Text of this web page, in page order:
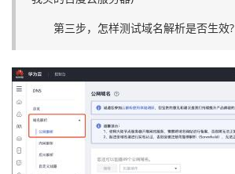
第三步，怎样测试域名解析是否生效?